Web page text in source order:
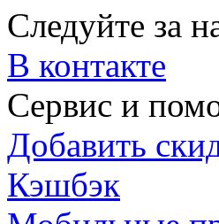
Следуйте за
В контакте
Сервис и
Добавить
Кэшбэк